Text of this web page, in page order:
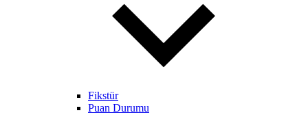
Fikstür
Puan Durumu